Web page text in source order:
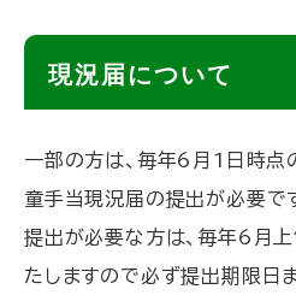
戻
る
現況届について
一部の方は、毎年6月1日時点
童手当現況届の提出が必要で
提出が必要な方は、毎年6月上
たしますので必ず提出期限日